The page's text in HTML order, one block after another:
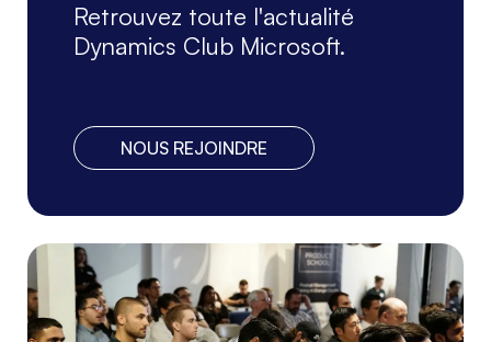
Retrouvez toute l'actualité
Dynamics Club Microsoft.
NOUS REJOINDRE